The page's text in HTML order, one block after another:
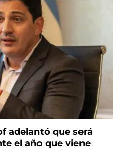
adelantó que será
el año que viene